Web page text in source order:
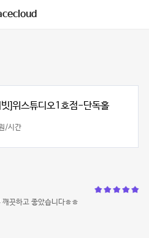
]위스튜디오1호점-단독홀
/시간
끗하고 좋았습니다ㅎㅎ